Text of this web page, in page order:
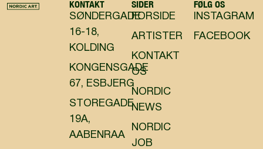
KONTAKT
SØNDERGADE
16-18,
KOLDING
KONGENSGADE
67, ESBJERG
STOREGADE
19A,
AABENRAA
SIDER
FORSIDE
ARTISTER
KONTAKT
OS
NORDIC
NEWS
NORDIC
JOB
FØLG OS
INSTAGRAM
FACEBOOK